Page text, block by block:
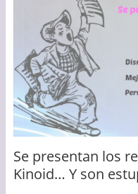
Se presentan los
Kinoid… Y son